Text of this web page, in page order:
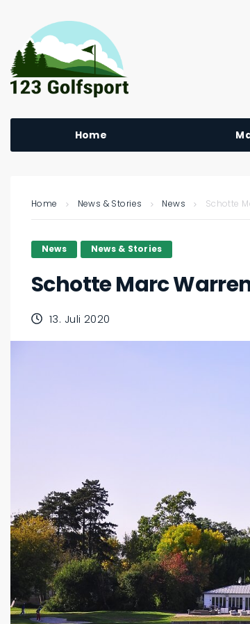
Home
Home News & Stories News Schotte
News News & Stories
Schotte Marc
13. Juli 2020